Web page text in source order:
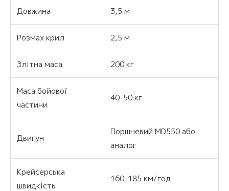
Довжина 3,5 м
Розмах крил 2,5 м
Злітна маса 200 кг
Маса бойової
частини
40–50 кг
Двигун
Поршневий MD550 або
аналог
Крейсерська
швидкість
160–185 км/год